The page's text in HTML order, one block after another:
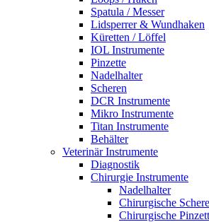
Spatula / Messer
Lidsperrer & Wundhaken
Küretten / Löffel
IOL Instrumente
Pinzette
Nadelhalter
Scheren
DCR Instrumente
Mikro Instrumente
Titan Instrumente
Behälter
Veterinär Instrumente
Diagnostik
Chirurgie Instrumente
Nadelhalter
Chirurgische
Chirurgische